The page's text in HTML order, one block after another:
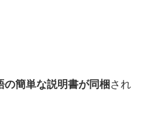
の簡単な説明書が同梱 され